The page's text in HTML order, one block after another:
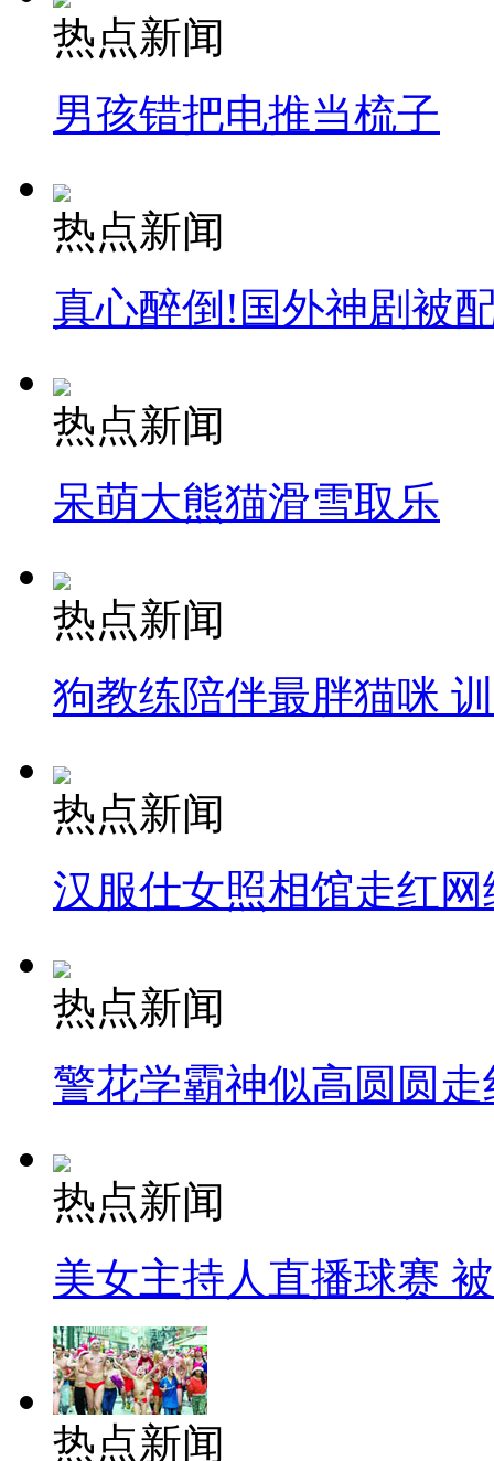
热点新闻
男孩错把电推当梳子
热点新闻
真心醉倒!国外神剧被
热点新闻
呆萌大熊猫滑雪取乐
热点新闻
狗教练陪伴最胖猫咪
热点新闻
汉服仕女照相馆走红网
热点新闻
警花学霸神似高圆圆走
热点新闻
美女主持人直播球赛
热点新闻